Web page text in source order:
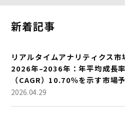
新着記事
リアルタイムアナリティクス市
2026年–2036年：年平均成長率
（CAGR）10.70％を示す市場
2026.04.29